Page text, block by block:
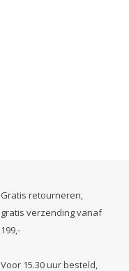
Gratis retourneren,
gratis verzending vanaf
199,-
Voor 15.30 uur besteld,